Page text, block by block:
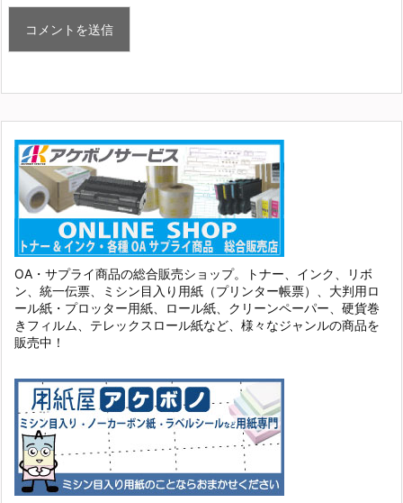
OA・サプライ商品の総合販売ショップ。トナー、インク、リボ
ン、統一伝票、ミシン目入り用紙（プリンター帳票）、大判用ロ
ール紙・プロッター用紙、ロール紙、クリーンペーパー、硬貨巻
きフィルム、テレックスロール紙など、様々なジャンルの商品を
販売中！